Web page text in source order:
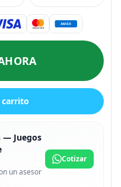
carrito
— Juegos
un asesor
Cotizar